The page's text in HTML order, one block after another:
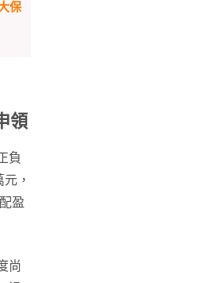
保
領
負
，
盈
尚